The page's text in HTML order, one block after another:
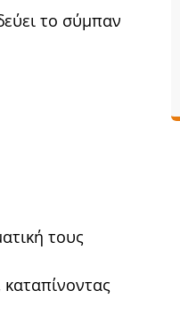
το σύμπαν
τους